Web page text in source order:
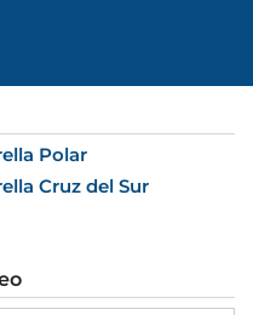
Polar
Cruz del Sur